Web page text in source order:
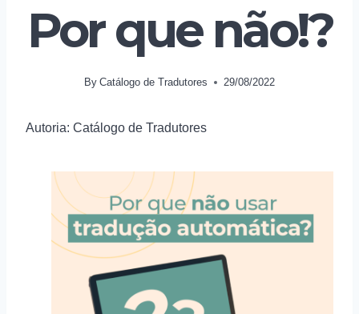
Por que não!?
By Catálogo de Tradutores 29/08/2022
Autoria: Catálogo de Tradutores